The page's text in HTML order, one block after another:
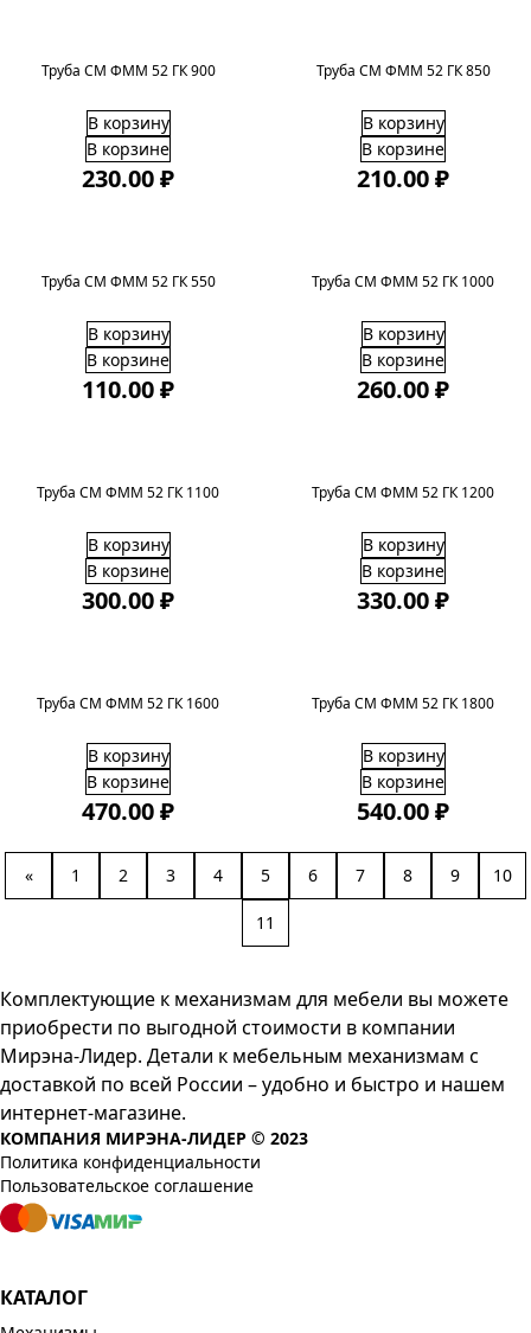
Труба СМ ФММ 52 ГК 900
В корзину
В корзине
230.00 ₽
Труба СМ ФММ 52 ГК 850
В корзину
В корзине
210.00 ₽
Труба СМ ФММ 52 ГК 550
В корзину
В корзине
110.00 ₽
Труба СМ ФММ 52 ГК 1000
В корзину
В корзине
260.00 ₽
Труба СМ ФММ 52 ГК 1100
В корзину
В корзине
300.00 ₽
Труба СМ ФММ 52 ГК 1200
В корзину
В корзине
330.00 ₽
Труба СМ ФММ 52 ГК 1600
В корзину
В корзине
470.00 ₽
Труба СМ ФММ 52 ГК 1800
В корзину
В корзине
540.00 ₽
« 1 2 3 4 5 6 7 8 9 10
11
Комплектующие к механизмам для мебели вы можете
приобрести по выгодной стоимости в компании
Мирэна-Лидер. Детали к мебельным механизмам с
доставкой по всей России – удобно и быстро и нашем
интернет-магазине.
КОМПАНИЯ МИРЭНА-ЛИДЕР © 2023
Политика конфиденциальности
Пользовательское соглашение
КАТАЛОГ